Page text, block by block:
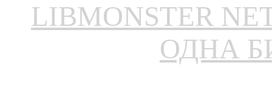
LIBMONSTER
ОДНА